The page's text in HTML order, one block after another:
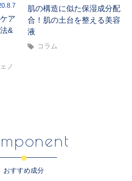
ア
&
ノ
肌の構造に似た保湿成分配
合！肌の土台を整える美容
液
コラム
おすすめ成分